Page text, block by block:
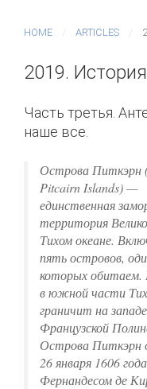
HOME ARTICLES
2019.
Часть третья.
наше все.
Острова Питкэрн
Pitcairn Islands) —
единственная
территория
Тихом океане.
пять островов,
которых обитаем.
в южной части
граничит на
Французской
Острова
26 января 1606
Фернандесом де